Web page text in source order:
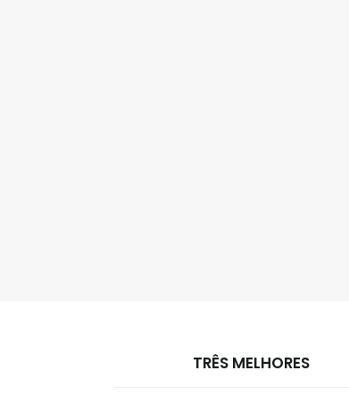
TRÊS MELHORES